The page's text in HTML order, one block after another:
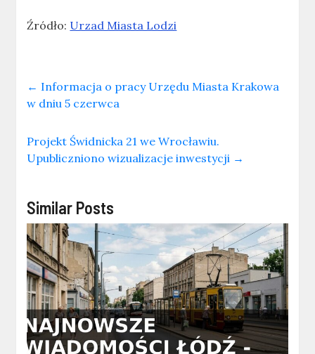
Źródło: Urzad Miasta Lodzi
← Informacja o pracy Urzędu Miasta Krakowa
w dniu 5 czerwca
Projekt Świdnicka 21 we Wrocławiu.
Upubliczniono wizualizacje inwestycji →
Similar Posts